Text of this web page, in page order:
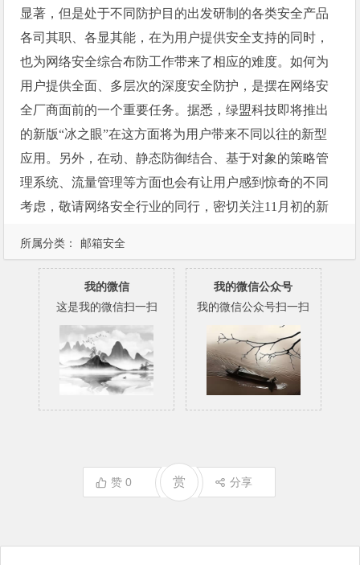
所属分类： 邮箱安全
显著，但是处于不同防护目的出发研制的各类安全产品
各司其职、各显其能，在为用户提供安全支持的同时，
也为网络安全综合布防工作带来了相应的难度。如何为
用户提供全面、多层次的深度安全防护，是摆在网络安
全厂商面前的一个重要任务。据悉，绿盟科技即将推出
的新版“冰之眼”在这方面将为用户带来不同以往的新型
应用。另外，在动、静态防御结合、基于对象的策略管
理系统、流量管理等方面也会有让用户感到惊奇的不同
考虑，敬请网络安全行业的同行，密切关注11 月初的新
我的微信
这是我的微信扫一扫
我的微信公众号
我的微信公众号扫一扫
赞 0 赏 分享